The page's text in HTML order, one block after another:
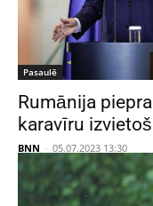
Pasaulē
Rumānija
karavīru
BNN - 05.07.2023 13:30